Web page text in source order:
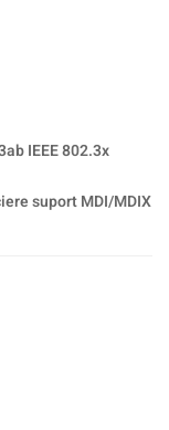
IEEE 802.3x
suport MDI/MDIX